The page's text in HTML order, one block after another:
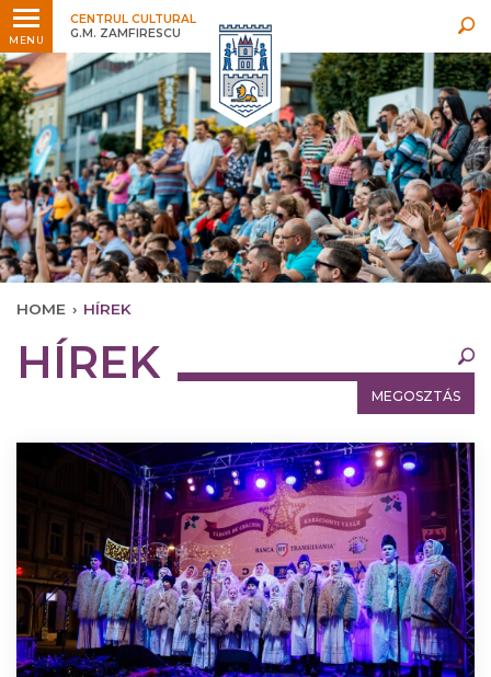
MENU
CENTRUL CULTURAL
G.M. ZAMFIRESCU
Legfrissebb
HOME › HÍREK
Legfrissebb
HÍREK
MEGOSZTÁS